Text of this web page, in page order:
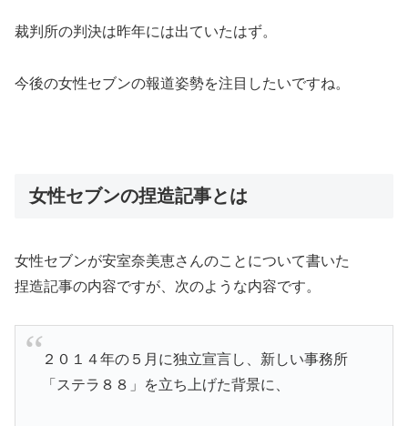
裁判所の判決は昨年には出ていたはず。
今後の女性セブンの報道姿勢を注目したいですね。
女性セブンの捏造記事とは
女性セブンが安室奈美恵さんのことについて書いた
捏造記事の内容ですが、次のような内容です。
２０１４年の５月に独立宣言し、新しい事務所
「ステラ８８」を立ち上げた背景に、